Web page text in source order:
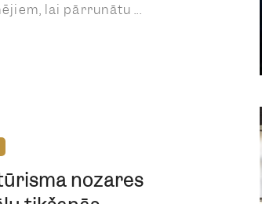
lai pārrunātu ...
nozares